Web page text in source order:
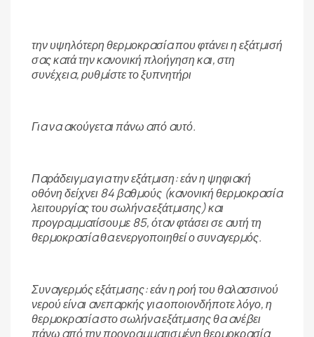
την υψηλότερη θερμοκρασία που φτάνει η εξάτμισή
σας κατά την κανονική πλοήγηση και, στη
συνέχεια, ρυθμίστε το ξυπνητήρι
Για να ακούγεται πάνω από αυτό.
Παράδειγμα για την εξάτμιση: εάν η ψηφιακή
οθόνη δείχνει 84 βαθμούς (κανονική θερμοκρασία
λειτουργίας του σωλήνα εξάτμισης) και
προγραμματίσουμε 85, όταν φτάσει σε αυτή τη
θερμοκρασία θα ενεργοποιηθεί ο συναγερμός.
Συναγερμός εξάτμισης: εάν η ροή του θαλασσινού
νερού είναι ανεπαρκής για οποιονδήποτε λόγο, η
θερμοκρασία στο σωλήνα εξάτμισης θα ανέβει
πάνω από την προγραμματισμένη θερμοκρασία